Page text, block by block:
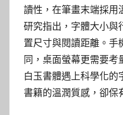
讀性，在筆畫末端採用
研究指出，字體大小與
置尺寸與閱讀距離。手
同，桌面螢幕更需要
白玉書體遇上科學化的
書籍的溫潤質感，卻保